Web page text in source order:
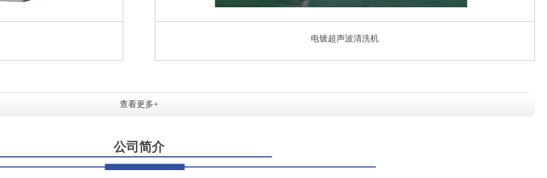
电镀超声波清洗机
查看更多+
公司简介